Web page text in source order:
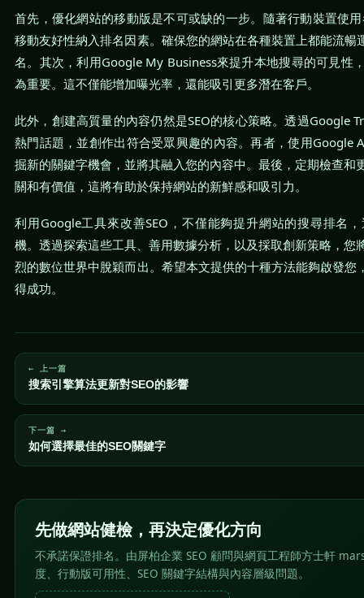
首先，優化網站的移動版是不可或缺的一步。隨著行動裝置使
移動友好性納入排名因素。確保您的網站在各種裝置上都能流暢
名。其次，利用Google My Business來提升本地搜尋的可見性
為重要。這不僅能增加曝光率，還能吸引更多潛在客戶。
此外，創建高質量的內容仍然是SEO的核心策略。透過Google
熱門話題，並創作出符合受眾興趣的內容。再者，使用Google
掘新的關鍵字機會，並將其融入您的內容中。最後，定期檢查和
關和有價值，這將有助於保持網站的新鮮感和吸引力。
利用Google工具來改善SEO，不僅能夠提升網站的搜尋排名
機。透過探索這些工具、善用數據分析，以及採取創新策略，您
烈的數位世界中脫穎而出。希望本文提供的十種方法能夠啟發您
得成功。
← 上一篇
搜索引擎算法更新對SEO的影響
下一篇 →
如何選擇最佳的SEO關鍵字
先做網站健檢，再決定優化方向
不承諾保證排名。由屏柏企業 SEO 顧問與網頁工程師方士軒
度、行動版可用性、SEO 關鍵字結構與內容層級問題。